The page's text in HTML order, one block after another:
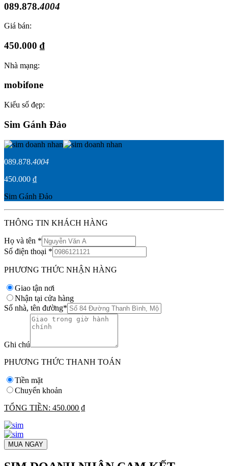
089.878.4004
Giá bán:
450.000 ₫
Nhà mạng:
mobifone
Kiểu số đẹp:
Sim Gánh Đảo
089.878.4004
450.000 ₫
Sim Gánh Đảo
THÔNG TIN KHÁCH HÀNG
Họ và tên *
Số điện thoại *
PHƯƠNG THỨC NHẬN HÀNG
Giao tận nơi
Nhận tại cửa hàng
Số nhà, tên đường*
Ghi chú
PHƯƠNG THỨC THANH TOÁN
Tiền mặt
Chuyển khoản
TỔNG TIỀN: 450.000 ₫
MUA NGAY